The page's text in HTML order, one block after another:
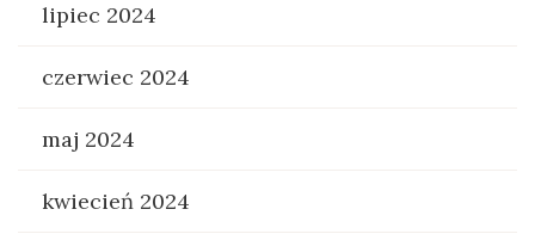
lipiec 2024
czerwiec 2024
maj 2024
kwiecień 2024